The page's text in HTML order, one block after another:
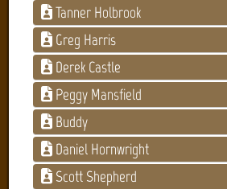
Tanner Holbrook
Greg Harris
Derek Castle
Peggy Mansfield
Buddy
Daniel Hornwright
Scott Shepherd